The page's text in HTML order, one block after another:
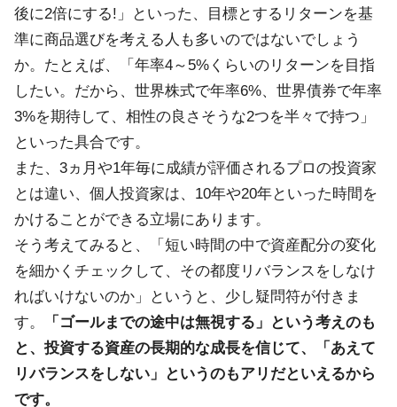
後に2倍にする!」といった、目標とするリターンを基
準に商品選びを考える人も多いのではないでしょう
か。たとえば、「年率4～5%くらいのリターンを目指
したい。だから、世界株式で年率6%、世界債券で年率
3%を期待して、相性の良さそうな2つを半々で持つ」
といった具合です。
また、3ヵ月や1年毎に成績が評価されるプロの投資家
とは違い、個人投資家は、10年や20年といった時間を
かけることができる立場にあります。
そう考えてみると、「短い時間の中で資産配分の変化
を細かくチェックして、その都度リバランスをしなけ
ればいけないのか」というと、少し疑問符が付きま
す。
「ゴールまでの途中は無視する」という考えのも
と、投資する資産の長期的な成長を信じて、「あえて
リバランスをしない」というのもアリだといえるから
です。